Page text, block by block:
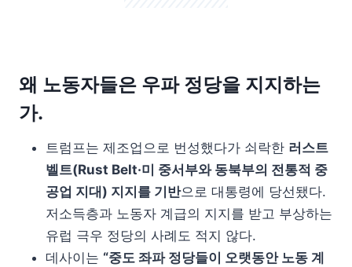
왜 노동자들은 우파 정당을 지지하는
가.
트럼프는 제조업으로 번성했다가 쇠락한 러스트
벨트(Rust Belt·미 중서부와 동북부의 전통적 중
공업 지대) 지지를 기반으로 대통령에 당선됐다.
저소득층과 노동자 계급의 지지를 받고 부상하는
유럽 극우 정당의 사례도 적지 않다.
데사이는 “중도 좌파 정당들이 오랫동안 노동 계